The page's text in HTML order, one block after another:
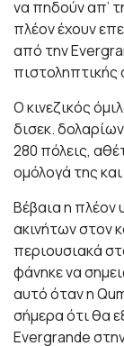
να πηδούν απ’
πλέον έχουν
από την
πιστοληπτικής
Ο κινεζικός
δισεκ.
280 πόλεις,
ομόλογά της
Βέβαια η πλέον
ακινήτων στον
περιουσιακά
φάνηκε να
αυτό όταν η
σήμερα ότι θα
Evergrande